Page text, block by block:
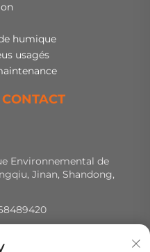
humique
usagés
Environnemental de
Jinan, Shandong,